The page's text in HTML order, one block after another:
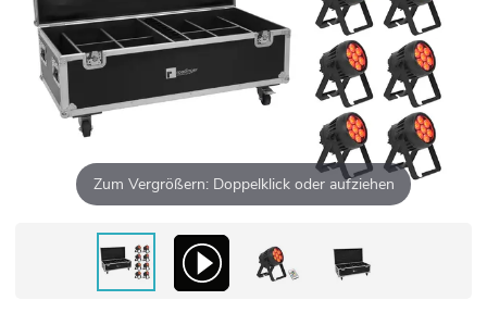
Zum Vergrößern: Doppelklick oder aufziehen